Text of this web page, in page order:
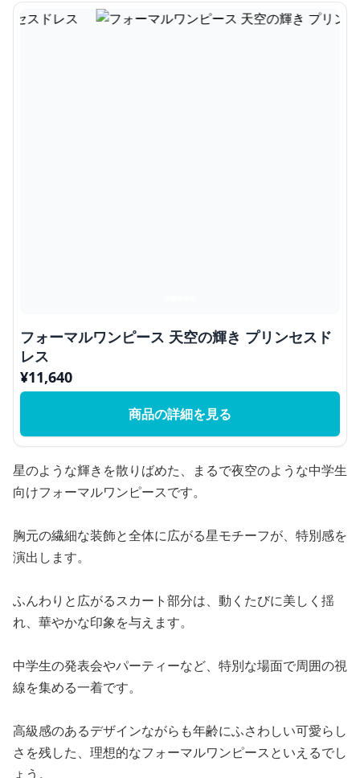
フォーマルワンピース 天空の輝き プリンセスド
レス
¥11,640
商品の詳細を見る
星のような輝きを散りばめた、まるで夜空のような中学生
向けフォーマルワンピースです。
胸元の繊細な装飾と全体に広がる星モチーフが、特別感を
演出します。
ふんわりと広がるスカート部分は、動くたびに美しく揺
れ、華やかな印象を与えます。
中学生の発表会やパーティーなど、特別な場面で周囲の視
線を集める一着です。
高級感のあるデザインながらも年齢にふさわしい可愛らし
さを残した、理想的なフォーマルワンピースといえるでし
ょう。